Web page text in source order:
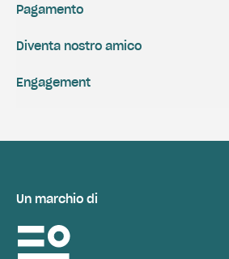
Pagamento
Engagement
Diventa nostro amico
Un marchio di